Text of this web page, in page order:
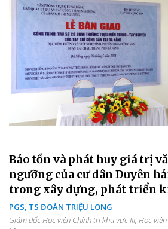
Bảo tồn và phát huy giá trị
ngưỡng của cư dân Duyên
trong xây dựng, phát triển
PGS, TS ĐOÀN TRIỆU LONG
Giám đốc Học viện Chính trị khu vực III, Học